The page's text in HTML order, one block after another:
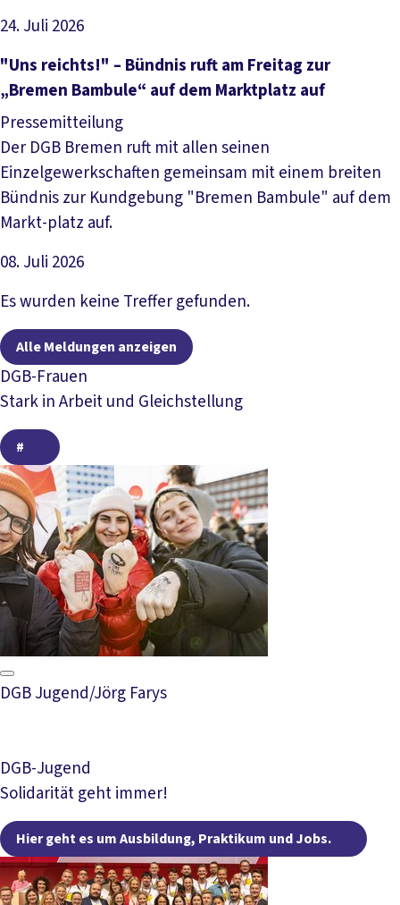
24. Juli 2026
Artikel lesen
"Uns reichts!" – Bündnis ruft am Freitag zur
„Bremen Bambule“ auf dem Marktplatz auf
Pressemitteilung
Der DGB Bremen ruft mit allen seinen
Einzelgewerkschaften gemeinsam mit einem breiten
Bündnis zur Kundgebung "Bremen Bambule" auf dem
Markt-platz auf.
08. Juli 2026
Artikel lesen
Es wurden keine Treffer gefunden.
Alle Meldungen anzeigen
DGB-Frauen
Stark in Arbeit und Gleichstellung
# #
DGB Jugend/Jörg Farys
DGB-Jugend
Solidarität geht immer!
Hier geht es um Ausbildung, Praktikum und Jobs.